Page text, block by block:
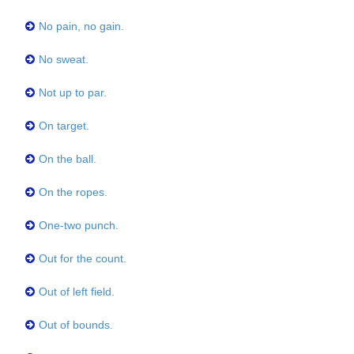
No pain, no gain.
No sweat.
Not up to par.
On target.
On the ball.
On the ropes.
One-two punch.
Out for the count.
Out of left field.
Out of bounds.